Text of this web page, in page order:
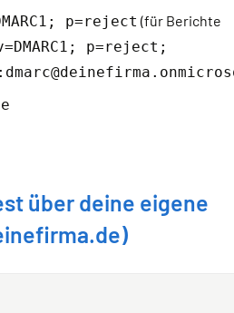
p=reject (für Berichte
p=reject;
über deine eigene